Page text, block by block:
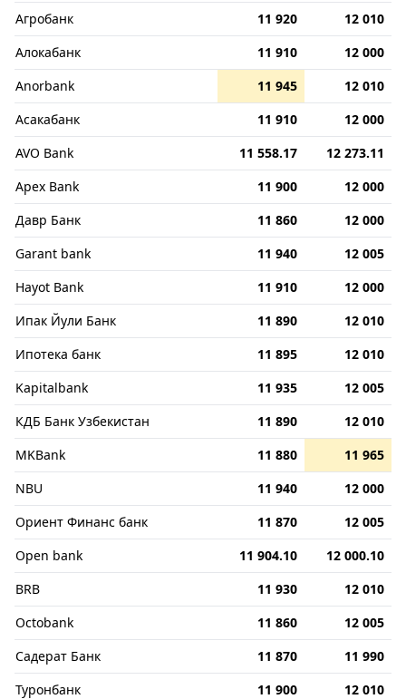
Агробанк
11 920
12 010
Алокабанк
11 910
12 000
Anorbank
11 945
12 010
Асакабанк
11 910
12 000
AVO Bank
11 558.17
12 273.11
Apex Bank
11 900
12 000
Давр Банк
11 860
12 000
Garant bank
11 940
12 005
Hayot Bank
11 910
12 000
Ипак Йули Банк
11 890
12 010
Ипотека банк
11 895
12 010
Kapitalbank
11 935
12 005
КДБ Банк Узбекистан
11 890
12 010
MKBank
11 880
11 965
NBU
11 940
12 000
Ориент Финанс банк
11 870
12 005
Open bank
11 904.10
12 000.10
BRB
11 930
12 010
Octobank
11 860
12 005
Садерат Банк
11 870
11 990
Туронбанк
11 900
12 010